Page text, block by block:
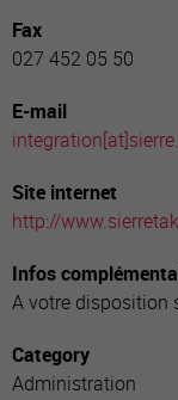
Fax
027 452 05 50
E-mail
integration[a
Site internet
http://
Infos
A votre disposition
Category
Administration